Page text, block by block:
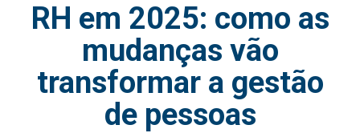
RH em 2025: como as
mudanças vão
transformar a gestão
de pessoas